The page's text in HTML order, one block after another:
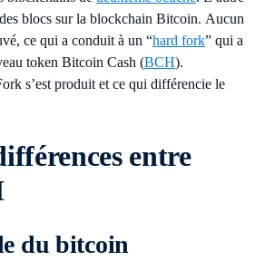
blocs sur la blockchain Bitcoin. Aucun
ce qui a conduit à un “hard fork” qui a
token Bitcoin Cash (BCH).
s’est produit et ce qui différencie le
entre
du bitcoin